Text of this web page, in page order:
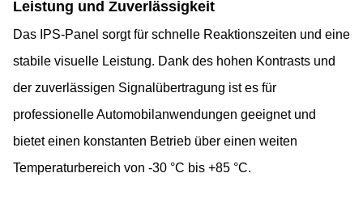
Leistung und Zuverlässigkeit
Das IPS-Panel sorgt für schnelle Reaktionszeiten und eine
stabile visuelle Leistung. Dank des hohen Kontrasts und
der zuverlässigen Signalübertragung ist es für
professionelle Automobilanwendungen geeignet und
bietet einen konstanten Betrieb über einen weiten
Temperaturbereich von -30 °C bis +85 °C.